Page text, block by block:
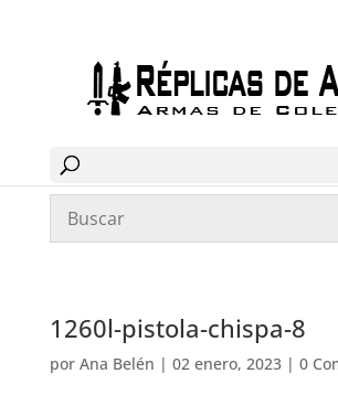
1260l-pistola-chispa-8
por Ana Belén | 02 enero, 2023| 0